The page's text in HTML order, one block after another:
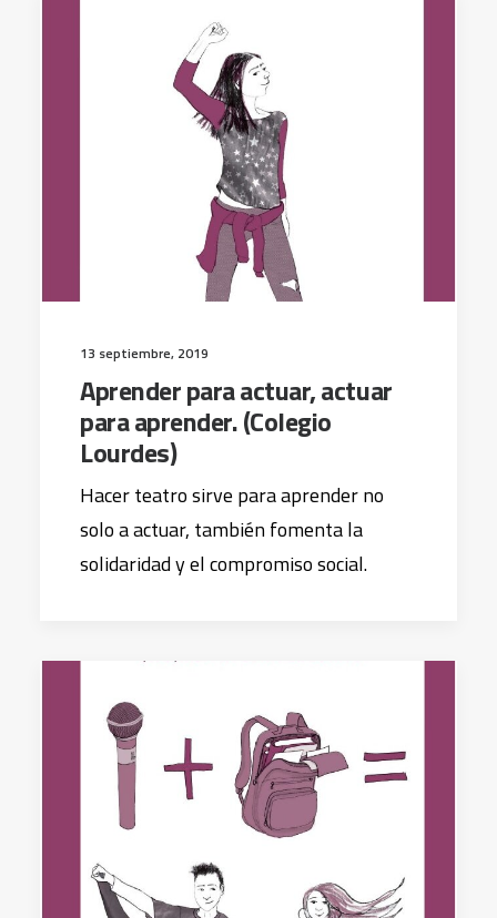
13 septiembre, 2019
Aprender para actuar, actuar
para aprender. (Colegio
Lourdes)
Hacer teatro sirve para aprender no
solo a actuar, también fomenta la
solidaridad y el compromiso social.